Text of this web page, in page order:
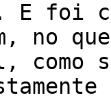
E foi
no
como